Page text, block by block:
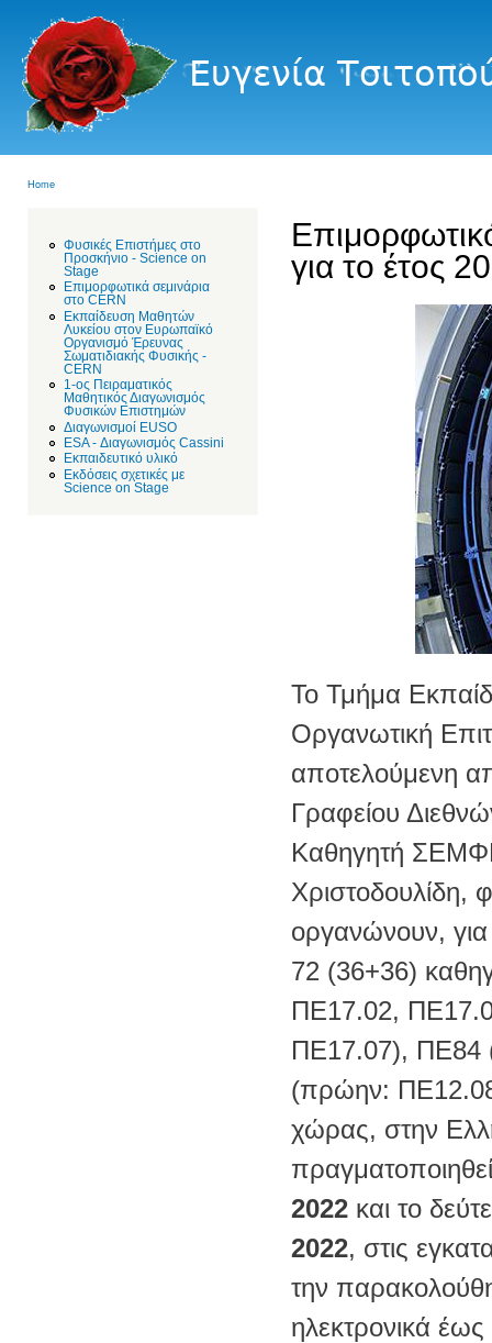
Ευγενία
Τσιτοπούλου
Home
Φυσικές Επιστήμες στο
Προσκήνιο - Science on
Stage
Επιμορφωτικά σεμινάρια
στο CERN
Εκπαίδευση Mαθητών
Λυκείου στον Ευρωπαϊκό
Οργανισμό Έρευνας
Σωματιδιακής Φυσικής -
CERN
1-ος Πειραματικός
Μαθητικός Διαγωνισμός
Φυσικών Επιστημών
Διαγωνισμοί EUSO
ESA - Διαγωνισμός Cassini
Εκπαιδευτικό υλικό
Εκδόσεις σχετικές με
Science on Stage
για το έτος
Το Τμήμα
Οργανωτική
αποτελούμενη
Γραφείου
Καθηγητή
Χριστοδουλίδη,
οργανώνουν, για
72 (36+36)
ΠΕ17.02,
ΠΕ17.07),
(πρώην:
χώρας, στην
2022 και το
2022, στις
την
ηλεκτρονικά έως